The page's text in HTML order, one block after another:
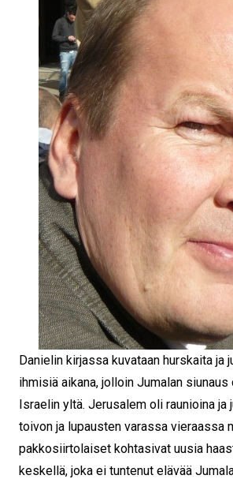
Danielin kirjassa kuvataan hurskaita ja
ihmisiä aikana, jolloin Jumalan
Israelin yltä. Jerusalem oli raunioina ja
toivon ja lupausten varassa vieraassa
pakkosiirtolaiset kohtasivat uusia
keskellä, joka ei tuntenut elävää